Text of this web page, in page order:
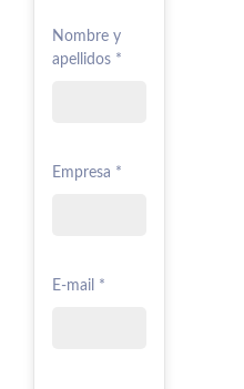
Nombre y
apellidos *
Empresa *
E-mail *